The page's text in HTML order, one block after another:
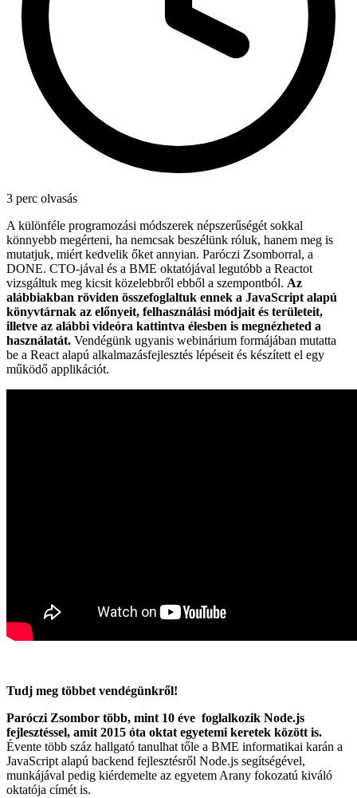
3 perc olvasás
A különféle programozási módszerek népszerűségét sokkal
könnyebb megérteni, ha nemcsak beszélünk róluk, hanem meg is
mutatjuk, miért kedvelik őket annyian. Paróczi Zsomborral, a
DONE. CTO-jával és a BME oktatójával legutóbb a Reactot
vizsgáltuk meg kicsit közelebbről ebből a szempontból. Az
alábbiakban röviden összefoglaltuk ennek a JavaScript alapú
könyvtárnak az előnyeit, felhasználási módjait és területeit,
illetve az alábbi videóra kattintva élesben is megnézheted a
használatát. Vendégünk ugyanis webinárium formájában mutatta
be a React alapú alkalmazásfejlesztés lépéseit és készített el egy
működő applikációt.
Tudj meg többet vendégünkről!
Paróczi Zsombor több, mint 10 éve foglalkozik Node.js
fejlesztéssel, amit 2015 óta oktat egyetemi keretek között is.
Évente több száz hallgató tanulhat tőle a BME informatikai karán a
JavaScript alapú backend fejlesztésről Node.js segítségével,
munkájával pedig kiérdemelte az egyetem Arany fokozatú kiváló
oktatója címét is.